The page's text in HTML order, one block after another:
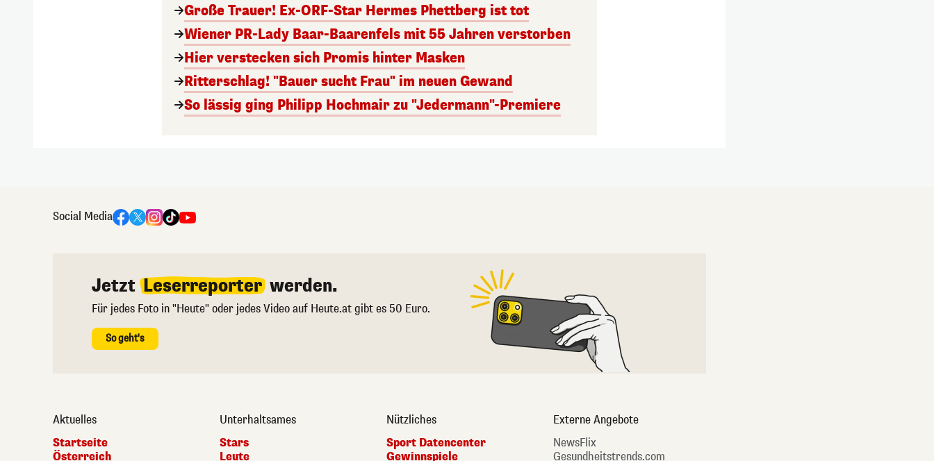
Große Trauer! Ex-ORF-Star Hermes Phettberg ist tot
Wiener PR-Lady Baar-Baarenfels mit 55 Jahren verstorben
Hier verstecken sich Promis hinter Masken
Ritterschlag! "Bauer sucht Frau" im neuen Gewand
So lässig ging Philipp Hochmair zu "Jedermann"-Premiere
Social Media
Jetzt Leserreporter werden.
Für jedes Foto in "Heute" oder jedes Video auf Heute.at gibt es 50 Euro.
So geht's
Aktuelles
Startseite
Österreich
Unterhaltsames
Stars
Leute
Nützliches
Sport Datencenter
Gewinnspiele
Externe Angebote
NewsFlix
Gesundheitstrends.com